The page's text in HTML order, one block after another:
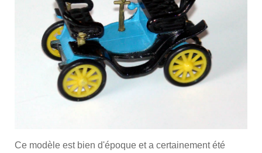
Ce modèle est bien d'époque et a certainement été